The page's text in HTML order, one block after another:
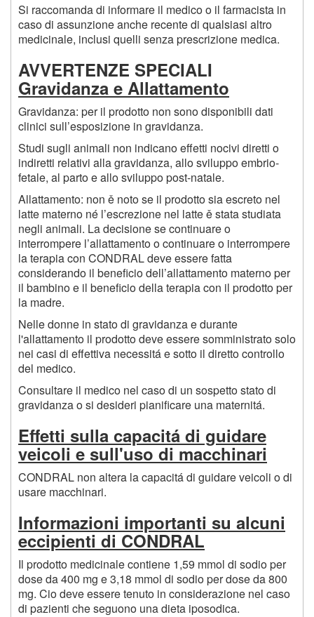
Si raccomanda di informare il medico o il farmacista in
caso di assunzione anche recente di qualsiasi altro
medicinale, inclusi quelli senza prescrizione medica.
AVVERTENZE SPECIALI
Gravidanza e Allattamento
Gravidanza: per il prodotto non sono disponibili dati
clinici sull’esposizione in gravidanza.
Studi sugli animali non indicano effetti nocivi diretti o
indiretti relativi alla gravidanza, allo sviluppo embrio-
fetale, al parto e allo sviluppo post-natale.
Allattamento: non ě noto se il prodotto sia escreto nel
latte materno né l’escrezione nel latte ě stata studiata
negli animali. La decisione se continuare o
interrompere l’allattamento o continuare o interrompere
la terapia con CONDRAL deve essere fatta
considerando il beneficio dell’allattamento materno per
il bambino e il beneficio della terapia con il prodotto per
la madre.
Nelle donne in stato di gravidanza e durante
l'allattamento il prodotto deve essere somministrato solo
nei casi di effettiva necessitá e sotto il diretto controllo
del medico.
Consultare il medico nel caso di un sospetto stato di
gravidanza o si desideri pianificare una maternitá.
Effetti sulla capacitá di guidare
veicoli e sull'uso di macchinari
CONDRAL non altera la capacitá di guidare veicoli o di
usare macchinari.
Informazioni importanti su alcuni
eccipienti di CONDRAL
Il prodotto medicinale contiene 1,59 mmol di sodio per
dose da 400 mg e 3,18 mmol di sodio per dose da 800
mg. Cio deve essere tenuto in considerazione nel caso
di pazienti che seguono una dieta iposodica.